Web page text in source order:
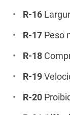
R-16
R-17 Peso
R-18
R-19
R-20